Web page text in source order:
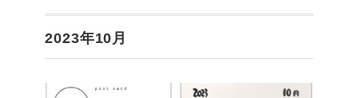
2023年10月